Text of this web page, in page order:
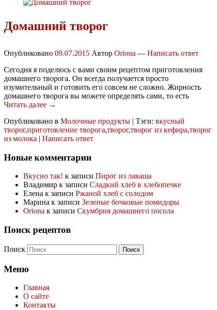
Домашний творог
Опубликовано 09.07.2015 Автор Oriona — Написать ответ
Сегодня я поделюсь с вами своим рецептом приготовления
домашнего творога. Он всегда получается просто
изумительный и готовить его совсем не сложно. Жирность
домашнего творога вы можете определять сами, то есть
Читать далее →
Опубликовано в Молочные продукты | Тэги: вкусный
творог,приготовление творога,творог,творог из кефира,творог
из молока | Написать ответ
Новые комментарии
Вкусно так! к записи Пирог из лаваша
Владимир к записи Сладкий хлеб в хлебопечке
Елена к записи Ржаной хлеб с солодом
Марина к записи Зеленые бочковые помидоры
Oriona к записи Скумбрия домашнего посола
Поиск рецептов
Поиск
Меню
Главная
О сайте
Контакты